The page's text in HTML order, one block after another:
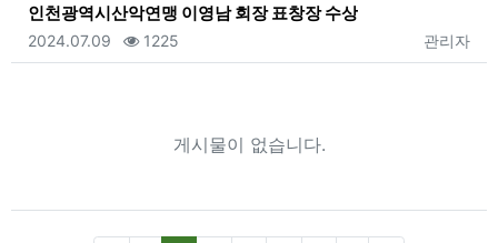
인천광역시산악연맹 이영남 회장 표창장 수상
등록자
관리자
등록일
2024.07.09 조회
1225
게시물이 없습니다.